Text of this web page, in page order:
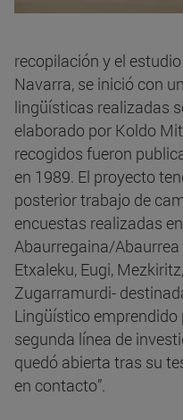
recopilación y el
Navarra, se inició con
lingüísticas realizadas
elaborado por Koldo
recogidos fueron
en 1989. El proyecto
posterior trabajo de
encuestas realizadas
Abaurregaina/
Etxaleku, Eugi,
Zugarramurdi-
Lingüístico
segunda línea de
quedó abierta tras su
en contacto”.